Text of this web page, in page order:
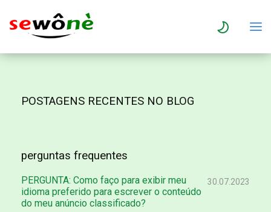
POSTAGENS RECENTES NO BLOG
perguntas frequentes
30.07.2023
PERGUNTA: Como faço para exibir meu
idioma preferido para escrever o conteúdo
do meu anúncio classificado?